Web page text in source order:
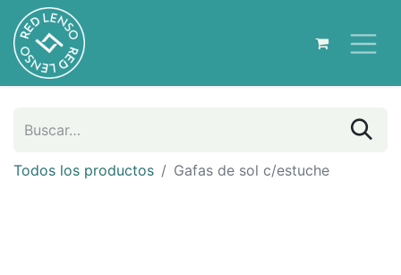
Todos los productos Gafas de sol c/estuche